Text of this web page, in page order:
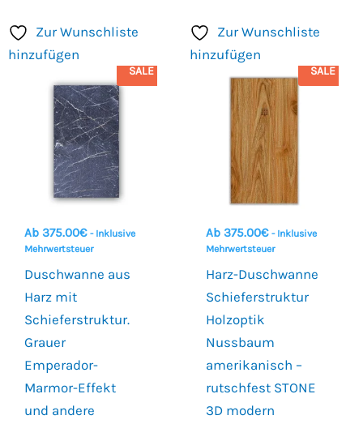
Zur Wunschliste
hinzufügen
SALE
Ab 375.00€ - Inklusive
Mehrwertsteuer
Duschwanne aus
Harz mit
Schieferstruktur.
Grauer
Emperador-
Marmor-Effekt
und andere
Zur Wunschliste
hinzufügen
SALE
Ab 375.00€ - Inklusive
Mehrwertsteuer
Harz-Duschwanne
Schieferstruktur
Holzoptik
Nussbaum
amerikanisch –
rutschfest STONE
3D modern